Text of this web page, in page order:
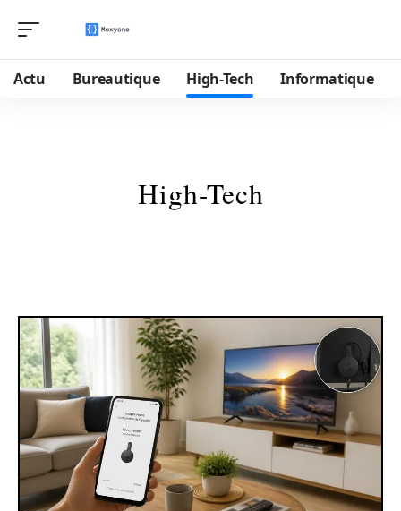
Actu Bureautique High-Tech Informatique
High-Tech